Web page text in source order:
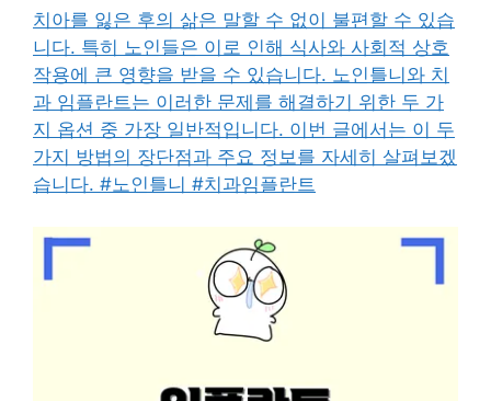
치아를 잃은 후의 삶은 말할 수 없이 불편할 수 있습
니다. 특히 노인들은 이로 인해 식사와 사회적 상호
작용에 큰 영향을 받을 수 있습니다. 노인틀니와 치
과 임플란트는 이러한 문제를 해결하기 위한 두 가
지 옵션 중 가장 일반적입니다. 이번 글에서는 이 두
가지 방법의 장단점과 주요 정보를 자세히 살펴보겠
습니다. #노인틀니 #치과임플란트